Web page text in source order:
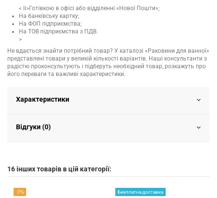
< li>Готівкою в офісі або відділенні «Нової Пошти»;
На банківську картку;
На ФОП підприємства;
На ТОВ підприємства з ПДВ.
>
Не вдається знайти потрібний товар? У каталозі «Раковини для ванної»
представлені товари у великій кількості варіантів. Наші консультанти з
радістю проконсультують і підберуть необхідний товар, розкажуть про
його переваги та важливі характеристики.
Характеристики
Відгуки (0)
16 інших товарів в цій категорії:
-7%
Безплатна доставка